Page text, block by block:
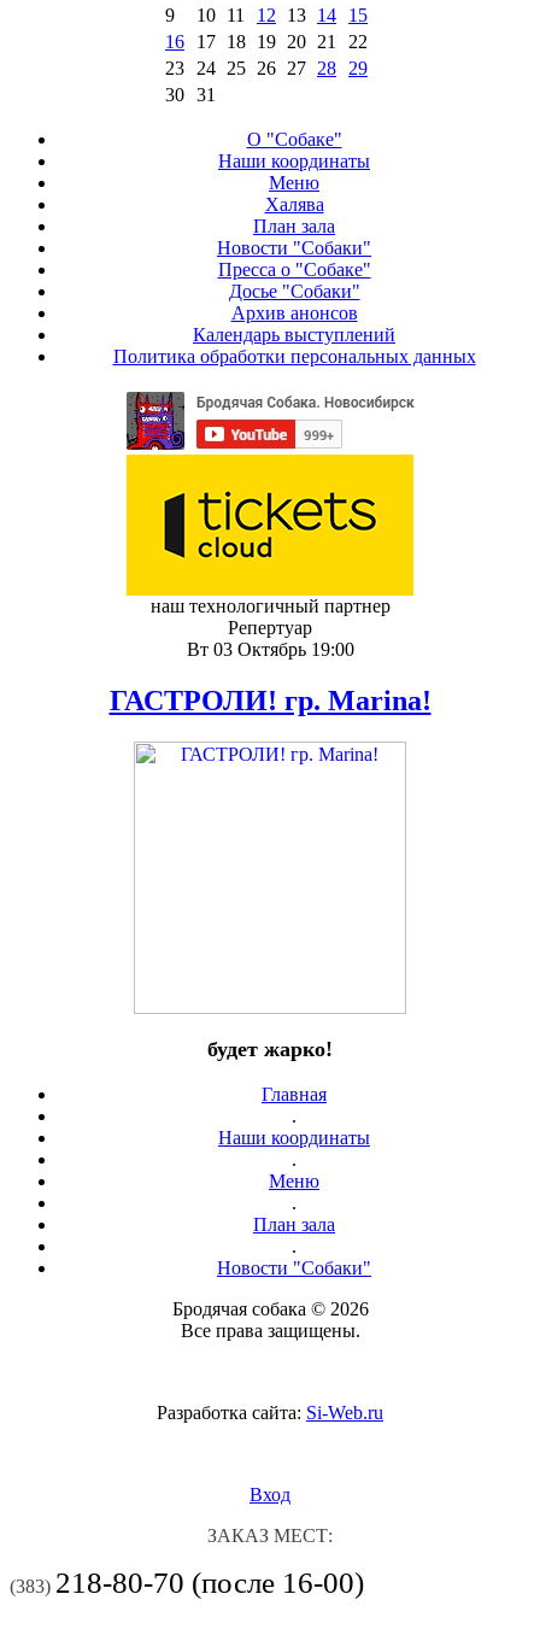
9
10 11 12 13 14
15
16
17 18 19 20 21
22
23
24 25 26 27 28
29
30 31
О "Собаке"
Наши координаты
Меню
Халява
План зала
Новости "Собаки"
Пресса о "Собаке"
Досье "Собаки"
Архив анонсов
Календарь выступлений
Политика обработки персональных данных
наш технологичный партнер
Репертуар
Вт 03 Октябрь 19:00
ГАСТРОЛИ! гр. Marina!
будет жарко!
Главная
.
Наши координаты
.
Меню
.
План зала
.
Новости "Собаки"
Бродячая собака © 2026
Все права защищены.
Разработка сайта: Si-Web.ru
Вход
ЗАКАЗ МЕСТ:
(383) 218-80-70 (после 16-00)